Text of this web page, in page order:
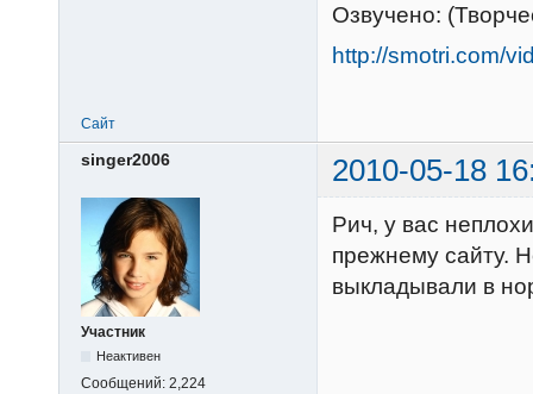
Озвучено:
http://smotri.com/
Сайт
singer2006 2010-05-18
Участник
Неактивен
Сообщений: 2,224
Рич, у вас
прежнему сайту.
выкладывали в